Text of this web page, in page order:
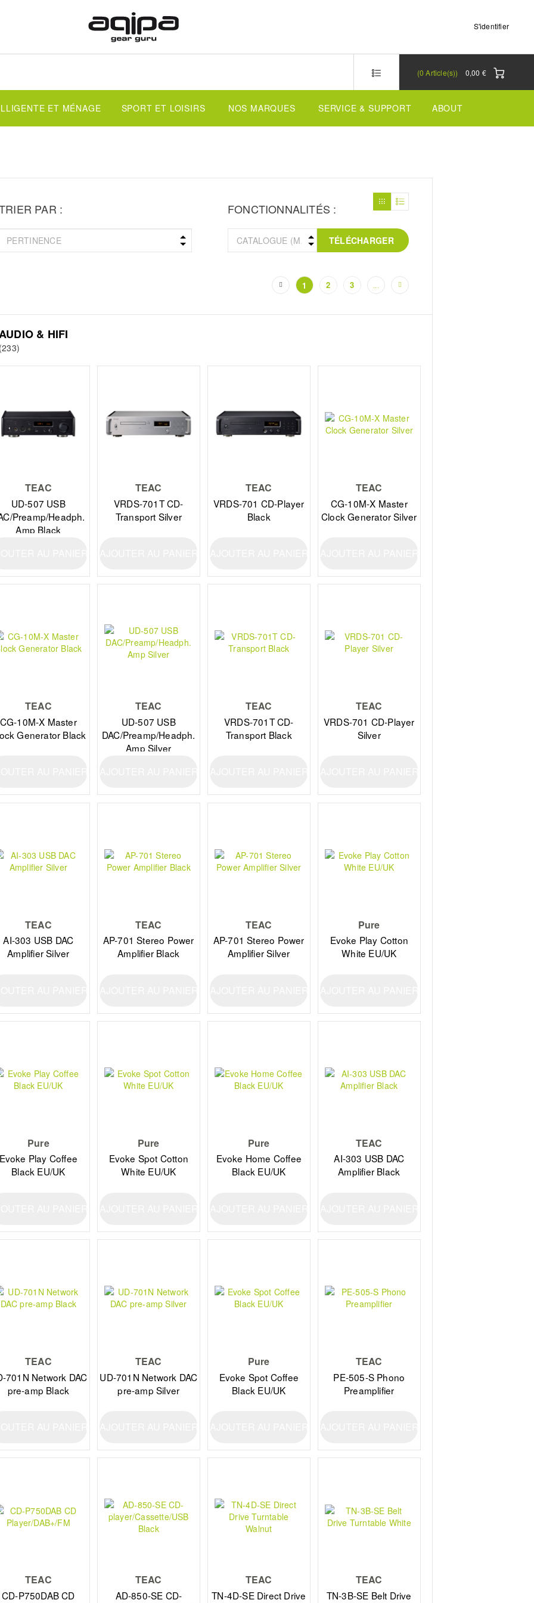
S'identifier
0,00 €
0 Article(s)
ET MÉNAGE SPORT ET LOISIRS NOS MARQUES SERVICE & SUPPORT ABOUT
PAR : FONCTIONNALITÉS :
TÉLÉCHARGER
1(current)
2 3
& HIFI
TEAC
UD-507 USB
Preamp/Headph.
Amp Black
TEAC
VRDS-701T CD-
Transport Silver
TEAC
VRDS-701 CD-Player
Black
TEAC
CG-10M-X Master
Clock Generator Silver
TEAC
CG-10M-X Master
Generator Black
TEAC
UD-507 USB
DAC/Preamp/Headph.
Amp Silver
TEAC
VRDS-701T CD-
Transport Black
TEAC
VRDS-701 CD-Player
Silver
TEAC
AI-303 USB DAC
Amplifier Silver
TEAC
AP-701 Stereo Power
Amplifier Black
TEAC
AP-701 Stereo Power
Amplifier Silver
Pure
Evoke Play Cotton
White EU/UK
Pure
Play Coffee
Black EU/UK
Pure
Evoke Spot Cotton
White EU/UK
Pure
Evoke Home Coffee
Black EU/UK
TEAC
AI-303 USB DAC
Amplifier Black
TEAC
701N Network DAC
pre-amp Black
TEAC
UD-701N Network DAC
pre-amp Silver
Pure
Evoke Spot Coffee
Black EU/UK
TEAC
PE-505-S Phono
Preamplifier
TEAC
CD-P750DAB CD
TEAC
AD-850-SE CD-
TEAC
TN-4D-SE Direct Drive
TEAC
TN-3B-SE Belt Drive